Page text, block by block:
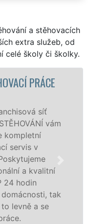
a stěhovacích
extra služeb, od
celé školy či školky.
KOLÍN -
KOLÍN
Poskytujeme
stěhovací služby
Kolíně na
úrovni se
stěhovací
technikou. Tyto
i firmám
zárukou kvality
STĚHOVÁNÍ.
NON-STOP